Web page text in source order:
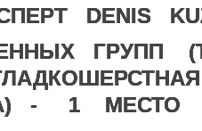
DENIS
ГРУПП
- 1 МЕСТО